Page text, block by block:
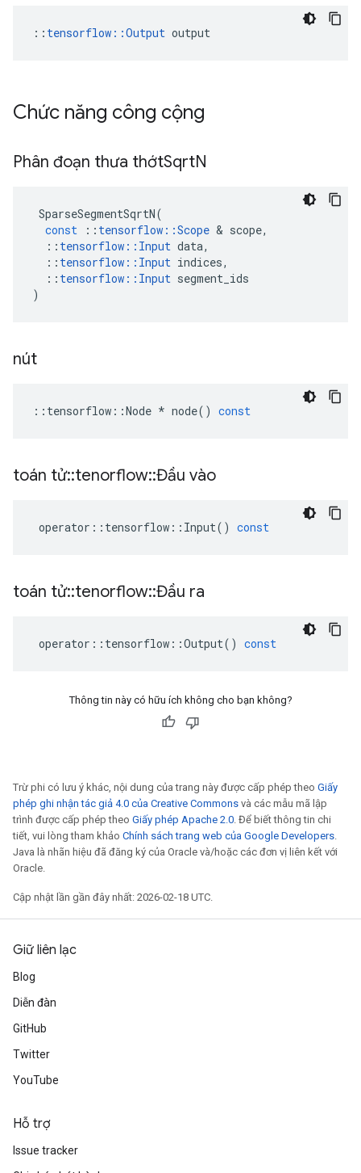
:: tensorflow::Output output
Chức năng công cộng
Phân đoạn thưa thớtSqrtN
SparseSegmentSqrtN(
const
:: tensorflow ::Scope & scope,
:: tensorflow :: Input data,
:: tensorflow :: Input indices,
:: tensorflow :: Input segment_ids
)
nút
:: tensorflow ::Node * node() const
toán tử::tenorflow::Đầu vào
operator :: tensorflow :: Input() const
toán tử::tenorflow::Đầu ra
operator :: tensorflow ::Output() const
Thông tin này có hữu ích không cho bạn không?
Trừ phi có lưu ý khác, nội dung của trang này được cấp phép theo Giấy
phép ghi nhận tác giả 4.0 của Creative Commons và các mẫu mã lập
trình được cấp phép theo Giấy phép Apache 2.0. Để biết thông tin chi
tiết, vui lòng tham khảo Chính sách trang web của Google Developers.
Java là nhãn hiệu đã đăng ký của Oracle và/hoặc các đơn vị liên kết với
Oracle.
Cập nhật lần gần đây nhất: 2026-02-18 UTC.
Giữ liên lạc
Blog
Diễn đàn
GitHub
Twitter
YouTube
Hỗ trợ
Issue tracker